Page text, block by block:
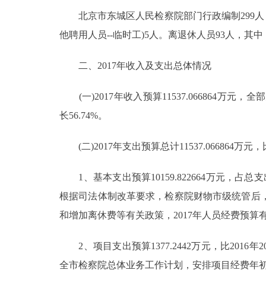
绿色北京
ENGLISH
ITALIANO
北京市东城区人民检察院部门行政编制299人
他聘用人员--临时工)5人。离退休人员93人，其
二、2017年收入及支出总体情况
(一)2017年收入预算11537.066864万元，全部
长56.74%。
(二)2017年支出预算总计11537.066864万元，
1、基本支出预算10159.822664万元，占总支
根据司法体制改革要求，检察院财物市级统管
和增加离休费等有关政策，2017年人员经费预算
2、项目支出预算1377.2442万元，比2016年
全市检察院总体业务工作计划，安排项目经费年